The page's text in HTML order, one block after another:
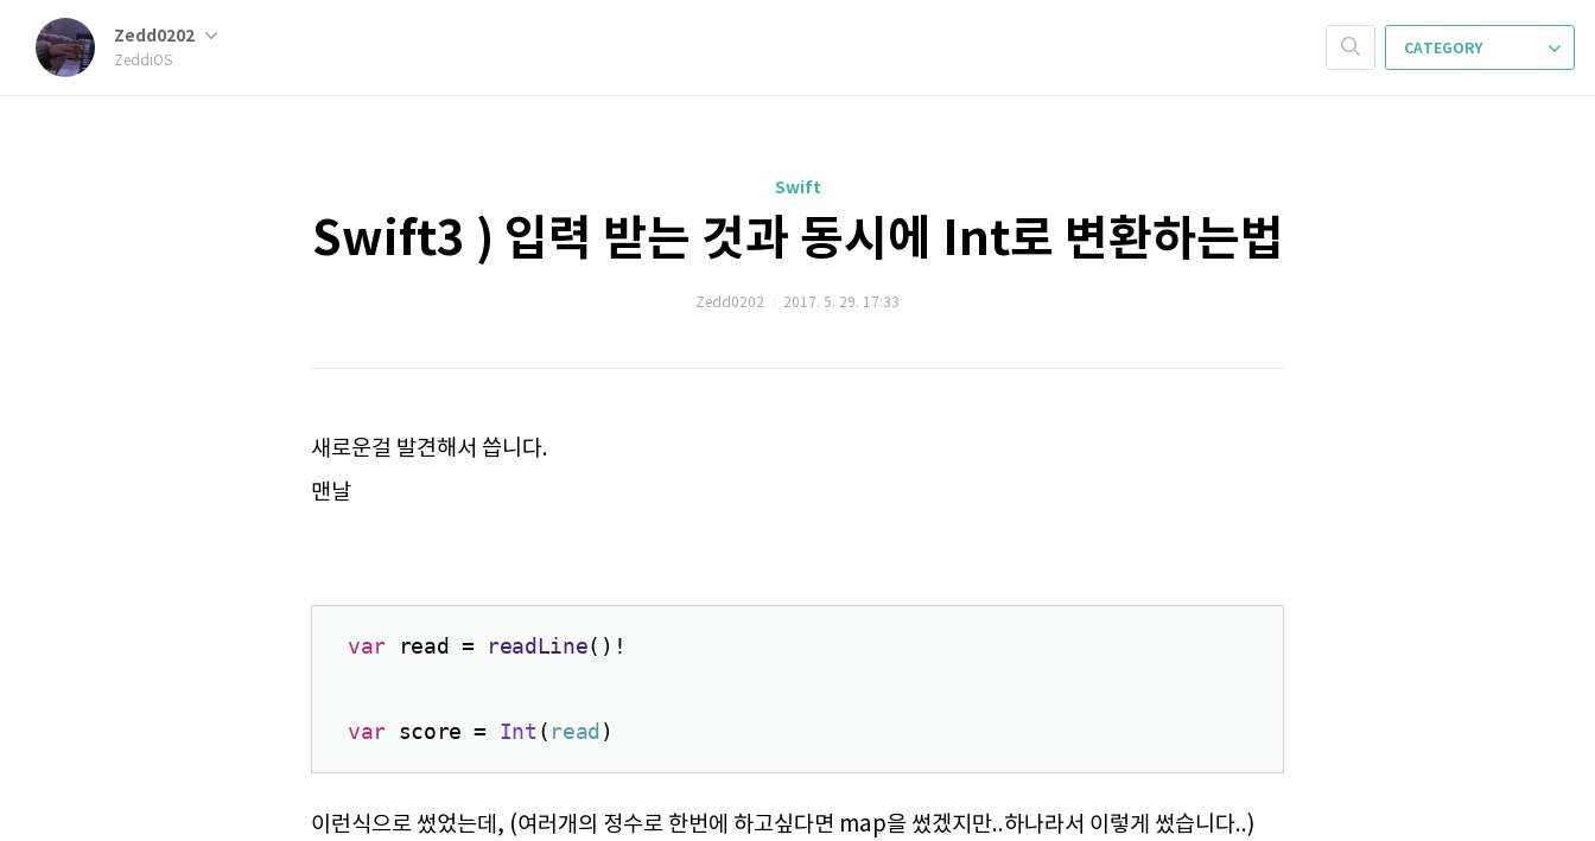
Zedd0202
ZeddiOS
CATEGORY
Swift
Swift3 ) 입력 받는 것과 동시에 Int로 변환하는법
Zedd0202 2017. 5. 29. 17:33
새로운걸 발견해서 씁니다.
맨날
var read = readLine()!
var score = Int ( read )
이런식으로 썼었는데, (여러개의 정수로 한번에 하고싶다면 map을 썼겠지만..하나라서 이렇게 썼습니다..)